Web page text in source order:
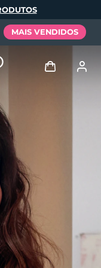
MAIS VENDIDOS
Perfil de usuário
Meus aparelhos
Meus pedidos
Meus endereços
subscrições
Español
Português
Русский
繁體中文